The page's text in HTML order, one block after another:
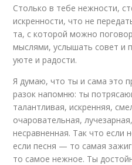
Столько в тебе нежности,
искренности, что не
та, с которой можно
мыслями, услышать совет и
уюте и радости.
Я думаю, что ты и сама это
разок напомню: ты
талантливая, искренняя,
очаровательная,
несравненная. Так что
если песня — то самая
то самое нежное. Ты